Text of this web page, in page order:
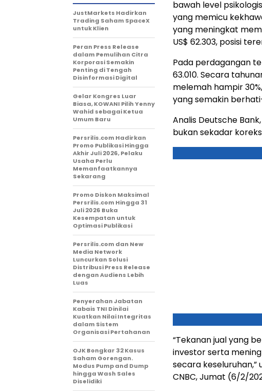
bawah level
yang memicu
yang meningkat
US$ 62.303, posisi
Pada perdagangan
63.010. Secara
melemah hampir
yang semakin
Analis Deutsche
bukan sekadar
“Tekanan jual yang
investor serta
secara
CNBC, Jumat (6/2/
JustMarkets Hadirkan
Trading Saham SpaceX
untuk Klien
Peran Press Release
dalam Pemulihan Citra
Korporasi Semakin
Penting di Tengah
Disinformasi Digital
Gelar Kongres Luar
Biasa, KOWANI Pilih Yenny
Wahid sebagai Ketua
Umum Baru
Persrilis.com Hadirkan
Promo Publikasi Hingga
Akhir Juli 2026, Pelaku
Usaha Perlu
Memanfaatkannya
Sekarang
Promo Diskon Maksimal
Persrilis.com Hingga 31
Juli 2026 Buka
Kesempatan untuk
Optimasi Publikasi
Persrilis.com dan New
Media Network
Luncurkan Solusi
Distribusi Press Release
dengan Audiens Lebih
Luas
Penyerahan Jabatan
Kabais TNI Dinilai
Kuatkan Nilai Integritas
dalam Sistem
Organisasi Pertahanan
OJK Bongkar 32 Kasus
Saham Gorengan.
Modus Pump and Dump
hingga Wash Sales
Diselidiki